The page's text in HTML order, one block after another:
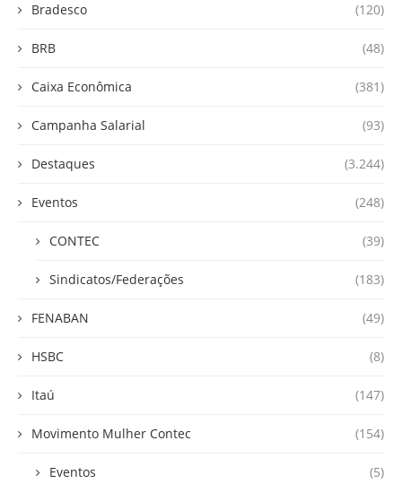
Bradesco (120)
BRB (48)
Caixa Econômica (381)
Campanha Salarial (93)
Destaques (3.244)
Eventos (248)
CONTEC (39)
Sindicatos/Federações (183)
FENABAN (49)
HSBC (8)
Itaú (147)
Movimento Mulher Contec (154)
Eventos (5)